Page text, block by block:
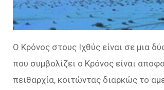
Ο Κρόνος στους Ιχθύς είναι σε μια
που συμβολίζει ο Κρόνος είναι
πειθαρχία, κοιτώντας διαρκώς το